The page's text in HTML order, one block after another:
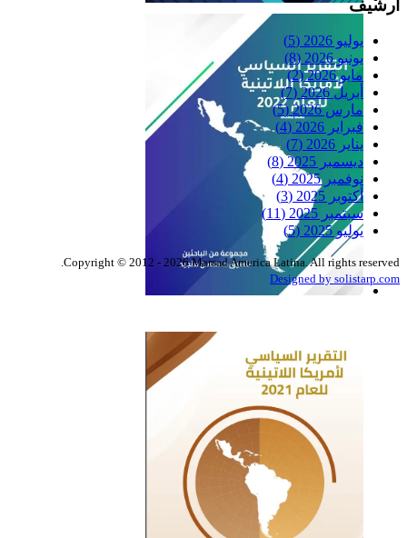
Reflexiones
أرشيف
يوليو 2026
(5)
يونيو 2026
(8)
مايو 2026
(2)
أبريل 2026
(7)
مارس 2026
(5)
فبراير 2026
(4)
يناير 2026
(7)
ديسمبر 2025
(8)
نوفمبر 2025
(4)
أكتوبر 2025
(3)
سبتمبر 2025
(11)
يوليو 2025
(5)
Copyright © 2012 - 2026 Marsad America Latina. All rights reserved.
Designed by solistarp.com